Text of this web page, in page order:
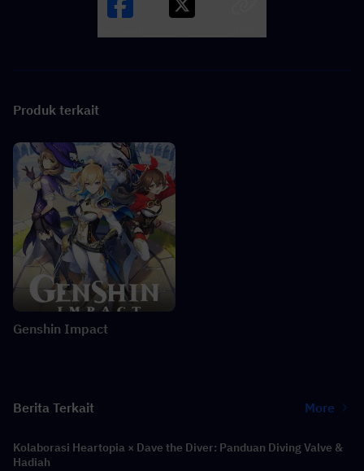
Produk terkait
Genshin Impact
Berita Terkait More
Kolaborasi Heartopia × Dave the Diver: Panduan Diving Valve &
Hadiah